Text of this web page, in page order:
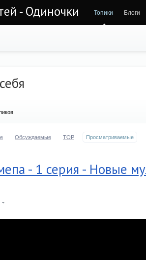
- Одиночки Топики Блоги
Обсуждаемые TOP Просматриваемые
- 1 серия - Новые